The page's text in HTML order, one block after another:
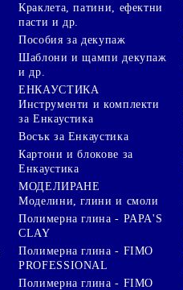
Краклета, патини, ефектни
пасти и др.
Пособия за декупаж
Шаблони и щампи декупаж
и др.
ЕНКАУСТИКА
Инструменти и комплекти
за Енкаустика
Восък за Енкаустика
Картони и блокове за
Енкаустика
МОДЕЛИРАНЕ
Моделини, глини и смоли
Полимерна глина - PAPA'S
CLAY
Полимерна глина - FIMO
PROFESSIONAL
Полимерна глина - FIMO